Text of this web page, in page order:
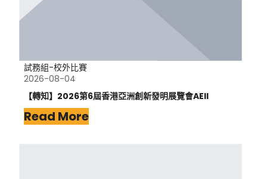
試務組-校外比賽
2026-08-04
【轉知】2026第6屆香港亞洲創新發明展覽會AEII
Read More